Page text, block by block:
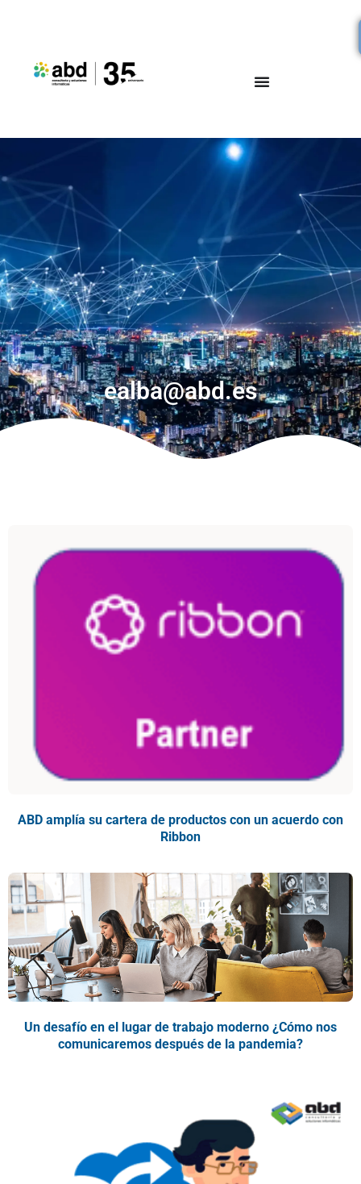
ealba@abd.es
ABD amplía su cartera de productos con un acuerdo con
Ribbon
Un desafío en el lugar de trabajo moderno ¿Cómo nos
comunicaremos después de la pandemia?